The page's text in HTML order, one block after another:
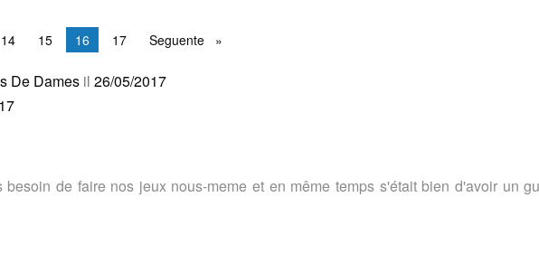
14 15 Sei a pagina
16 17 Seguente Seguente
De Dames il 26/05/2017
de faire nos jeux nous-meme et en même temps s'était bien d'avoir un